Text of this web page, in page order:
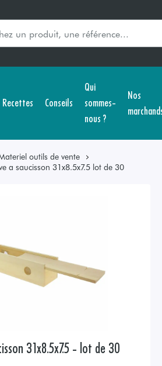
Recettes Conseils
Qui
sommes-
nous ?
Nos
outils de vente
a saucisson 31x8.5x7.5 lot de 30
31x8.5x7.5 - lot de 30